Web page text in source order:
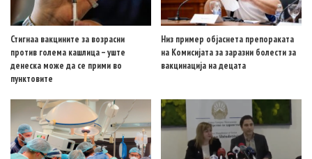
Стигнаа вакцините за возрасни
против голема кашлица – уште
денеска може да се прими во
пунктовите
Низ пример објаснета препораката
на Комисијата за заразни болести за
вакцинација на децата